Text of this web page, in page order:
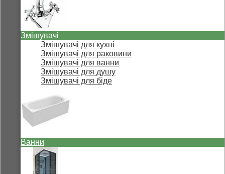
Змішувачі
Змішувачі для кухні
Змішувачі для раковини
Змішувачі для ванни
Змішувачі для душу
Змішувачі для біде
Ванни